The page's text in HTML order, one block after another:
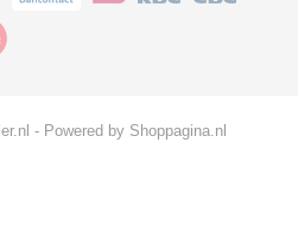
- Powered by Shoppagina.nl